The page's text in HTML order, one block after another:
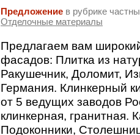
Предложение в рубрике
Отделочные материалы
Предлагаем вам
фасадов: Плитка из
Ракушечник, Доломит,
Германия. Клинкерный
от 5 ведущих заводов
клинкерная, гранитная.
Подоконники,